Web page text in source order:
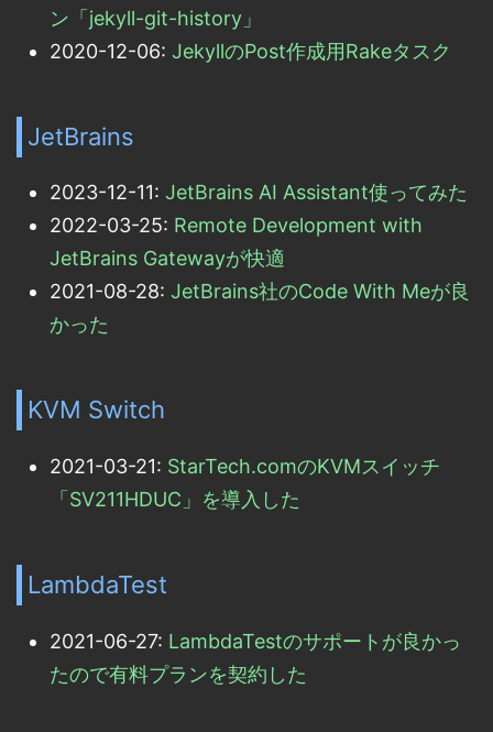
ン「jekyll-git-history」
2020-12-06: JekyllのPost作成用Rakeタスク
JetBrains
2023-12-11: JetBrains AI Assistant使ってみた
2022-03-25: Remote Development with
JetBrains Gatewayが快適
2021-08-28: JetBrains社のCode With Meが良
かった
KVM Switch
2021-03-21: StarTech.comのKVMスイッチ
「SV211HDUC」を導入した
LambdaTest
2021-06-27: LambdaTestのサポートが良かっ
たので有料プランを契約した